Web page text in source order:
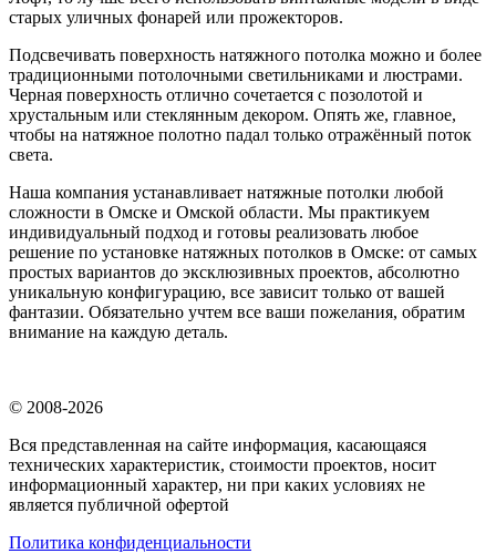
старых уличных фонарей или прожекторов.
Подсвечивать поверхность натяжного потолка можно и более
традиционными потолочными светильниками и люстрами.
Черная поверхность отлично сочетается с позолотой и
хрустальным или стеклянным декором. Опять же, главное,
чтобы на натяжное полотно падал только отражённый поток
света.
Наша компания устанавливает натяжные потолки любой
сложности в Омске и Омской области. Мы практикуем
индивидуальный подход и готовы реализовать любое
решение по установке натяжных потолков в Омске: от самых
простых вариантов до эксклюзивных проектов, абсолютно
уникальную конфигурацию, все зависит только от вашей
фантазии. Обязательно учтем все ваши пожелания, обратим
внимание на каждую деталь.
© 2008-2026
Вся представленная на сайте информация, касающаяся
технических характеристик, стоимости проектов, носит
информационный характер, ни при каких условиях не
является публичной офертой
Политика конфиденциальности